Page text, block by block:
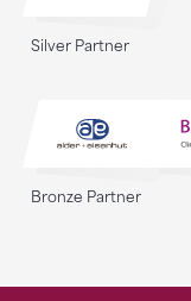
Silver Partner
Bronze Partner